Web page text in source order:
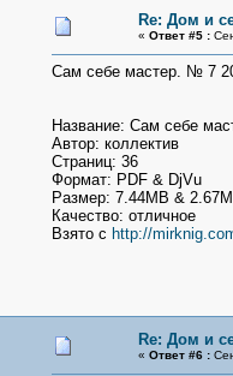
Re: Дом и
« Ответ #5 :
Сам себе мастер. № 7
Название: Сам себе
Автор: коллектив
Страниц: 36
Формат: PDF & DjVu
Размер: 7.44MB &
Качество: отличное
Взято с http://
Re: Дом и
« Ответ #6 :